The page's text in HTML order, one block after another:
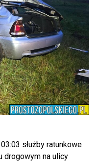
służby ratunkowe
drogowym na ulicy